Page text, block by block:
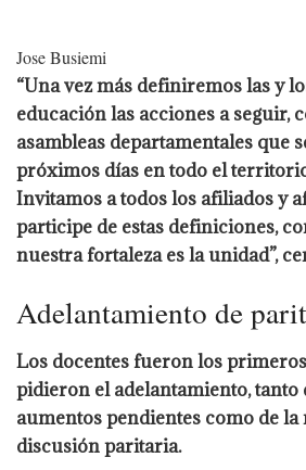
Jose Busiemi
“Una vez más definiremos las y
educación las acciones a seguir,
asambleas departamentales que
próximos días en todo el
Invitamos a todos los afiliados y
participe de estas definiciones,
nuestra fortaleza es la unidad”,
Adelantamiento de
Los docentes fueron los
pidieron el adelantamiento, tanto
aumentos pendientes como de
discusión paritaria.